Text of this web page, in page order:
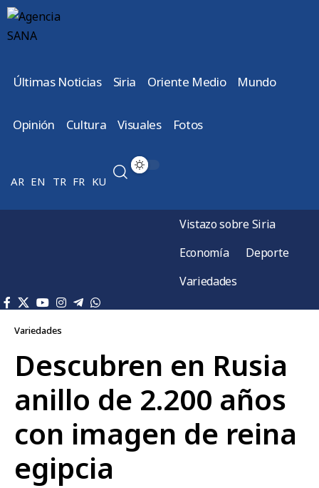
Últimas Noticias Siria Oriente Medio Mundo
Opinión Cultura Visuales Fotos
AR EN TR FR KU
Vistazo sobre Siria
Economía
Deporte
Variedades
Variedades
Descubren en Rusia
anillo de 2.200 años
con imagen de reina
egipcia